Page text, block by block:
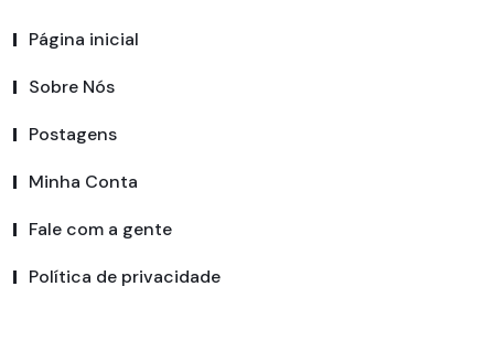
Página inicial
Sobre Nós
Postagens
Minha Conta
Fale com a gente
Política de privacidade